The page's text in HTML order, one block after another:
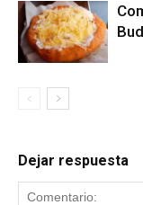
Dejar respuesta